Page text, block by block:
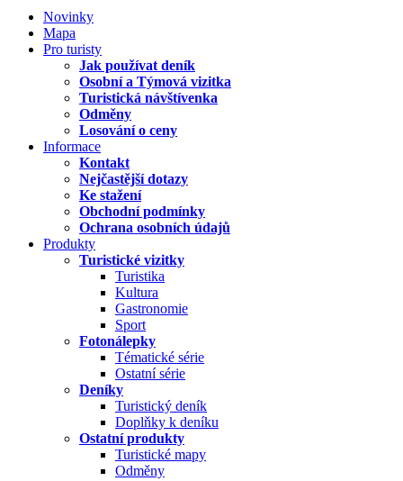
Novinky
Mapa
Pro turisty
Jak používat deník
Osobní a Týmová vizitka
Turistická návštívenka
Odměny
Losování o ceny
Informace
Kontakt
Nejčastější dotazy
Ke stažení
Obchodní podmínky
Ochrana osobních údajů
Produkty
Turistické vizitky
Turistika
Kultura
Gastronomie
Sport
Fotonálepky
Tématické série
Ostatní série
Deníky
Turistický deník
Doplňky k deníku
Ostatní produkty
Turistické mapy
Odměny